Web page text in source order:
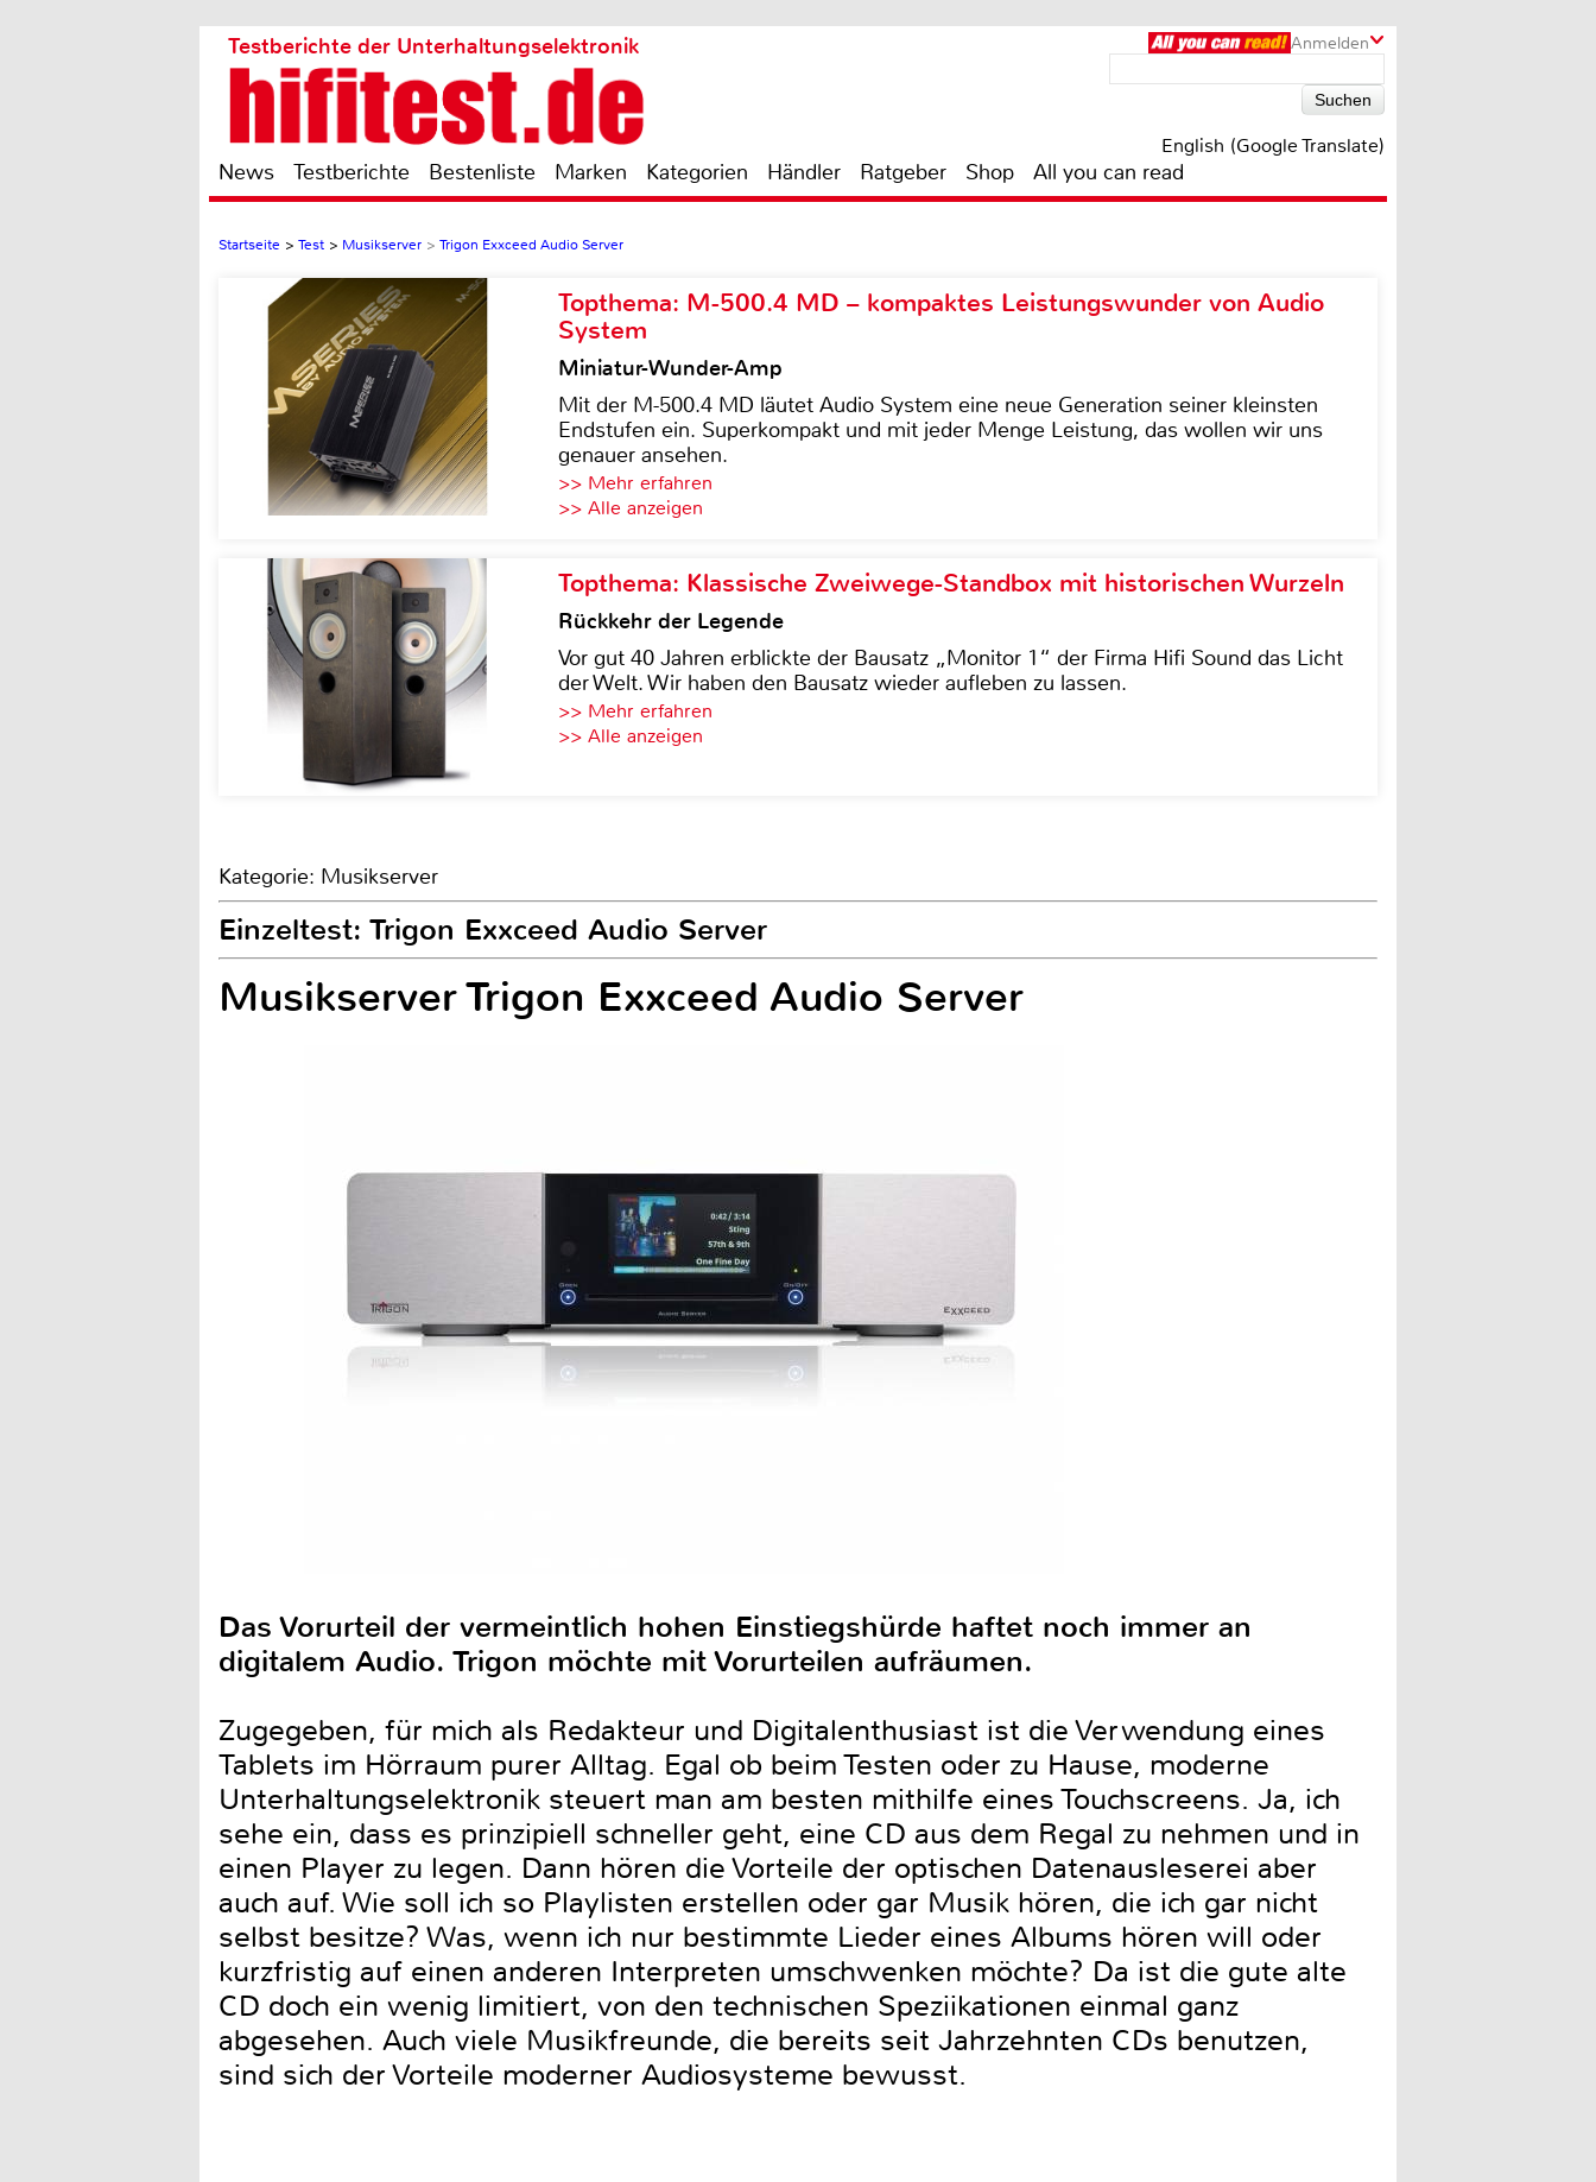
Anmelden
Testberichte der Unterhaltungselektronik
English (Google Translate)
News Testberichte Bestenliste Marken Kategorien Händler Ratgeber Shop All you can read
Startseite > Test > Musikserver > Trigon Exxceed Audio Server
Topthema: M-500.4 MD – kompaktes Leistungswunder von Audio
System
Miniatur-Wunder-Amp
Mit der M-500.4 MD läutet Audio System eine neue Generation seiner kleinsten
Endstufen ein. Superkompakt und mit jeder Menge Leistung, das wollen wir uns
genauer ansehen.
>> Mehr erfahren
>> Alle anzeigen
Topthema: Klassische Zweiwege-Standbox mit historischen Wurzeln
Rückkehr der Legende
Vor gut 40 Jahren erblickte der Bausatz „Monitor 1“ der Firma Hifi Sound das Licht
der Welt. Wir haben den Bausatz wieder aufleben zu lassen.
>> Mehr erfahren
>> Alle anzeigen
Kategorie: Musikserver
Einzeltest: Trigon Exxceed Audio Server
Musikserver Trigon Exxceed Audio Server
Das Vorurteil der vermeintlich hohen Einstiegshürde haftet noch immer an
digitalem Audio. Trigon möchte mit Vorurteilen aufräumen.
Zugegeben, für mich als Redakteur und Digitalenthusiast ist die Verwendung eines
Tablets im Hörraum purer Alltag. Egal ob beim Testen oder zu Hause, moderne
Unterhaltungselektronik steuert man am besten mithilfe eines Touchscreens. Ja, ich
sehe ein, dass es prinzipiell schneller geht, eine CD aus dem Regal zu nehmen und in
einen Player zu legen. Dann hören die Vorteile der optischen Datenausleserei aber
auch auf. Wie soll ich so Playlisten erstellen oder gar Musik hören, die ich gar nicht
selbst besitze? Was, wenn ich nur bestimmte Lieder eines Albums hören will oder
kurzfristig auf einen anderen Interpreten umschwenken möchte? Da ist die gute alte
CD doch ein wenig limitiert, von den technischen Speziikationen einmal ganz
abgesehen. Auch viele Musikfreunde, die bereits seit Jahrzehnten CDs benutzen,
sind sich der Vorteile moderner Audiosysteme bewusst.